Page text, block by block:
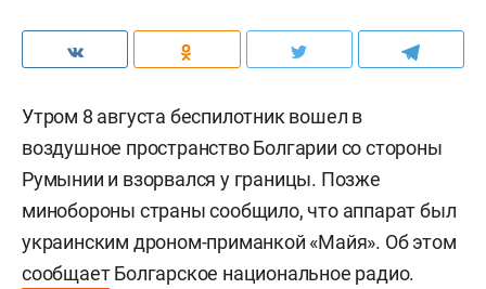
Утром 8 августа беспилотник вошел в
воздушное пространство Болгарии со стороны
Румынии и взорвался у границы. Позже
минобороны страны сообщило, что аппарат был
украинским дроном-приманкой «Майя». Об этом
сообщаетБолгарское национальное радио.